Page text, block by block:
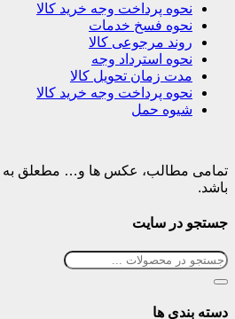
نحوه پرداخت وجه خرید کالا
نحوه فسخ خدمات
روند مرجوعی کالا
نحوه استرداد وجه
مدت زمان تحویل کالا
نحوه پرداخت وجه خرید کالا
شیوه حمل
تمامی مطالب، عکس ها و… مطعلق به
باشد.
جستجو در سایت
دسته بندی ها